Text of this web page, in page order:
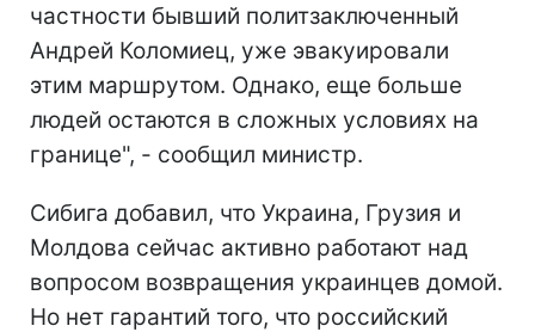
частности бывший политзаключенный
Андрей Коломиец, уже эвакуировали
этим маршрутом. Однако, еще больше
людей остаются в сложных условиях на
границе", - сообщил министр.
Сибига добавил, что Украина, Грузия и
Молдова сейчас активно работают над
вопросом возвращения украинцев домой.
Но нет гарантий того, что российский